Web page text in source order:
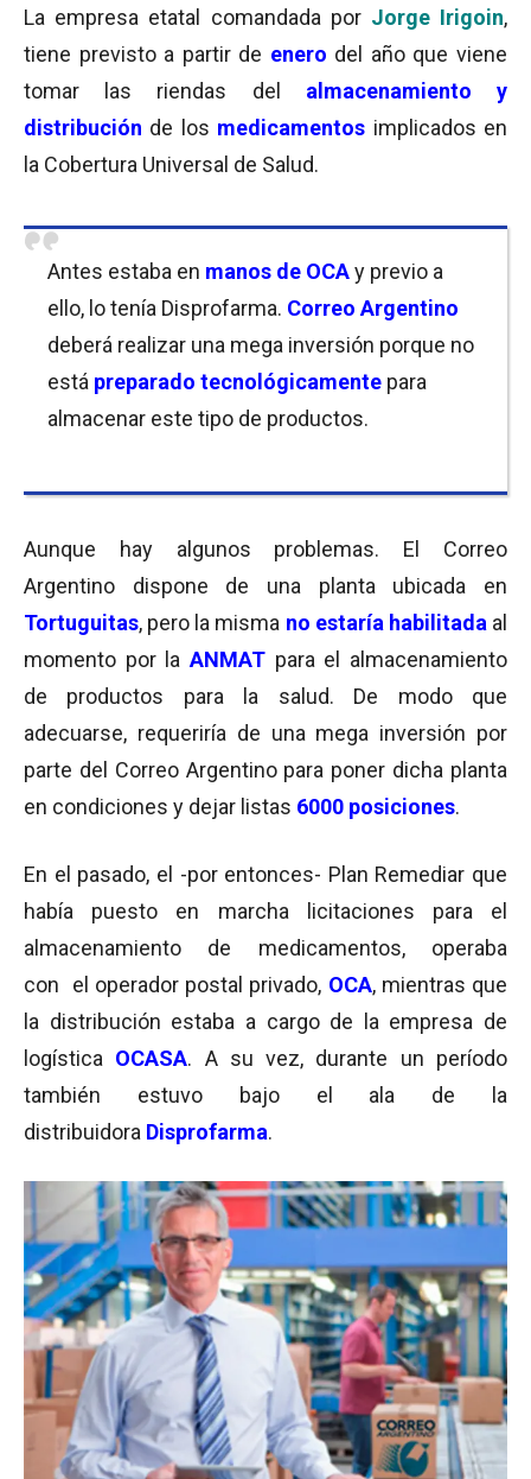
La empresa etatal comandada por Jorge Irigoin,
tiene previsto a partir de enero del año que viene
tomar las riendas del almacenamiento y
distribución de los medicamentos implicados en
la Cobertura Universal de Salud.
Antes estaba en manos de OCAy previo a
ello, lo tenía Disprofarma. Correo Argentino
deberá realizar una mega inversión porque no
está preparado tecnológicamente para
almacenar este tipo de productos.
Aunque hay algunos problemas. El Correo
Argentino dispone de una planta ubicada en
Tortuguitas, pero la misma no estaría habilitada al
momento por la ANMAT para el almacenamiento
de productos para la salud. De modo que
adecuarse, requeriría de una mega inversión por
parte del Correo Argentino para poner dicha planta
en condiciones y dejar listas 6000 posiciones.
En el pasado, el -por entonces- Plan Remediar que
había puesto en marcha licitaciones para el
almacenamiento de medicamentos, operaba
con el operador postal privado, OCA, mientras que
la distribución estaba a cargo de la empresa de
logística OCASA. A su vez, durante un período
también estuvo bajo el ala de la
distribuidora Disprofarma.